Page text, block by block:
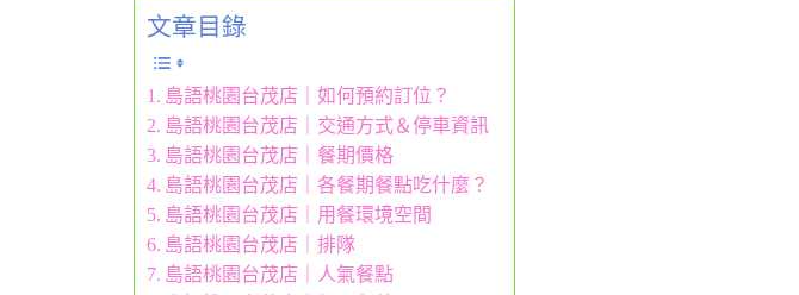
文章目錄
島語桃園台茂店｜如何預約訂位？
島語桃園台茂店｜交通方式＆停車資訊
島語桃園台茂店｜餐期價格
島語桃園台茂店｜各餐期餐點吃什麼？
島語桃園台茂店｜用餐環境空間
島語桃園台茂店｜排隊
島語桃園台茂店｜人氣餐點